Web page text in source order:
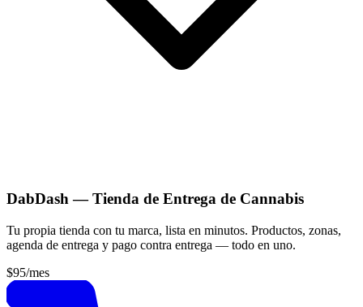
DabDash — Tienda de Entrega de Cannabis
Tu propia tienda con tu marca, lista en minutos. Productos, zonas,
agenda de entrega y pago contra entrega — todo en uno.
$95/mes